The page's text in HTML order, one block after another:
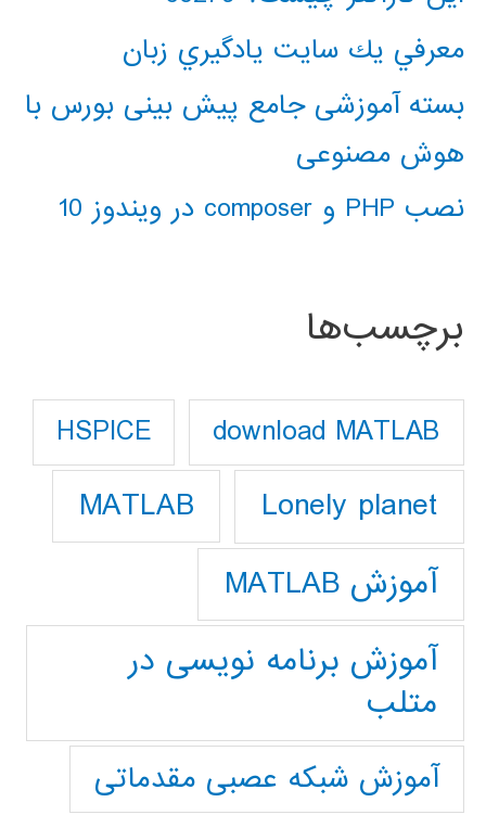
معرفي يك سايت يادگيري زبان
بسته آموزشی جامع پیش بینی بورس با
هوش مصنوعی
نصب PHP و composer در ویندوز 10
برچسب‌ها
download MATLAB
HSPICE
Lonely planet
MATLAB
آموزش MATLAB
آموزش برنامه نویسی در
متلب
آموزش شبکه عصبی مقدماتی